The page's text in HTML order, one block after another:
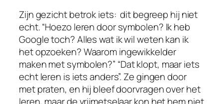
Zijn gezicht betrok iets: dit begreep hij niet
echt. “Hoezo leren door symbolen? Ik heb
Google toch? Alles wat ik wil weten kan ik
het opzoeken? Waarom ingewikkelder
maken met symbolen?” “Dat klopt, maar iets
echt leren is iets anders”. Ze gingen door
met praten, en hij bleef doorvragen over het